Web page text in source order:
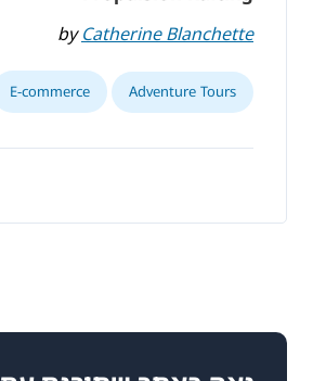
byCatherine Blanchette
Adventure Tours
E-commerce